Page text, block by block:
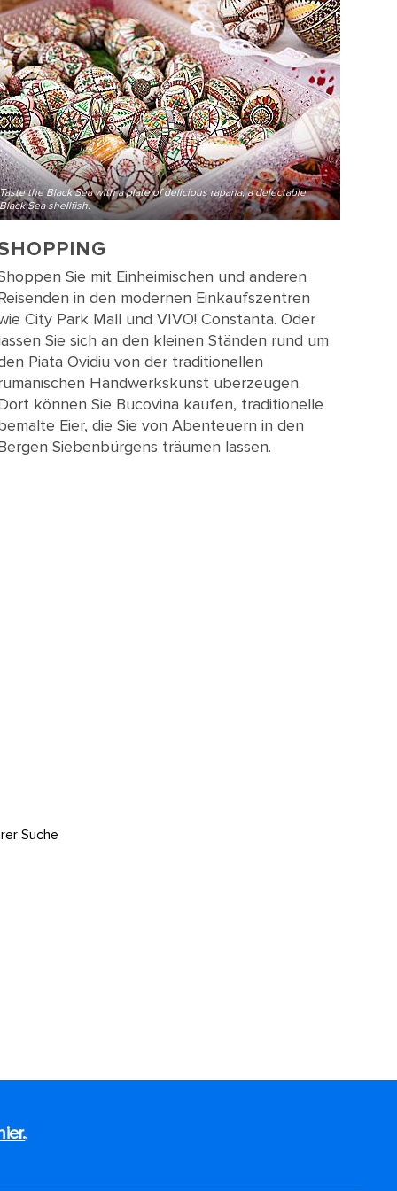
Taste the Black Sea with a plate of delicious rapana, a delectable
Black Sea shellfish.
Sie mit Einheimischen und anderen
in den modernen Einkaufszentren
City Park Mall und VIVO! Constanta. Oder
Sie sich an den kleinen Ständen rund um
Piata Ovidiu von der traditionellen
Handwerkskunst überzeugen.
können Sie Bucovina kaufen, traditionelle
Eier, die Sie von Abenteuern in den
Siebenbürgens träumen lassen.
Suche
.